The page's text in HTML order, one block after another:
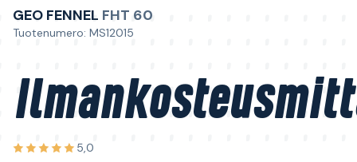
GEO FENNEL FHT 60
Tuotenumero: MS12015
5,0